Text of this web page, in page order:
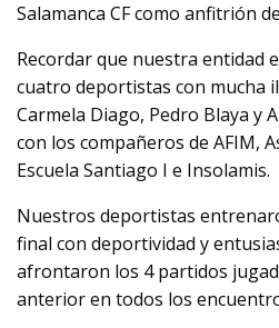
Salamanca CF como anfitrión
Recordar que nuestra entidad
cuatro deportistas con mucha
Carmela Diago, Pedro Blaya y
con los compañeros de AFIM,
Escuela Santiago I e Insolamis.
Nuestros deportistas
final con deportividad y
afrontaron los 4 partidos
anterior en todos los